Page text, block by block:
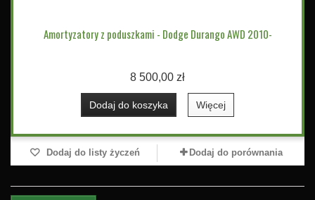
Amortyzatory z poduszkami - Dodge Durango AWD 2010-
8 500,00 zł
Dodaj do koszyka Więcej
Dodaj do listy życzeń Dodaj do porównania